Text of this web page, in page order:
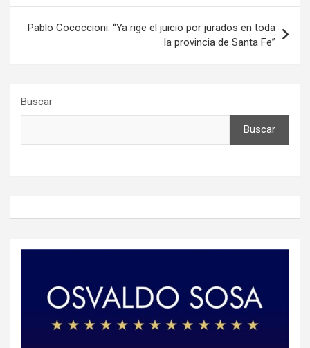
Pablo Cococcioni: “Ya rige el juicio por jurados en toda
la provincia de Santa Fe”
Buscar
Buscar